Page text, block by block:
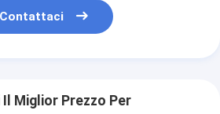
Contattaci
Miglior Prezzo Per